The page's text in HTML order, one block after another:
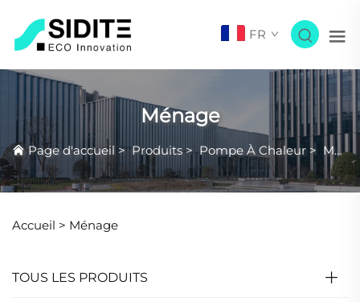
FR
Ménage
Page d'accueil >Produits>Pompe À Chaleur > Ménage
Accueil > Ménage
TOUS LES PRODUITS